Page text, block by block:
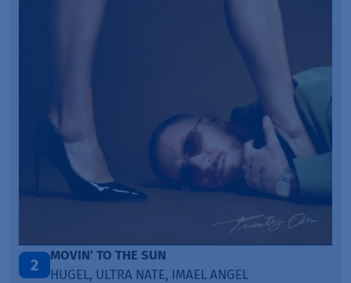
3
ITEPE ITEDE
SANAH